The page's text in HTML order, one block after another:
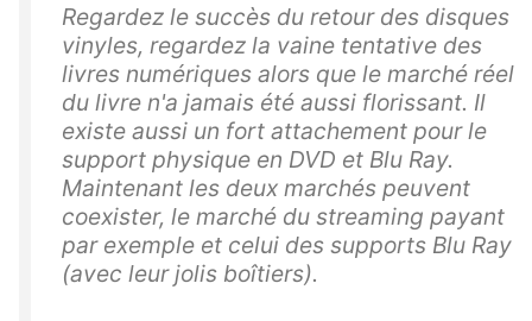
Regardez le succès du retour des disques
vinyles, regardez la vaine tentative des
livres numériques alors que le marché réel
du livre n'a jamais été aussi florissant. Il
existe aussi un fort attachement pour le
support physique en DVD et Blu Ray.
Maintenant les deux marchés peuvent
coexister, le marché du streaming payant
par exemple et celui des supports Blu Ray
(avec leur jolis boîtiers).